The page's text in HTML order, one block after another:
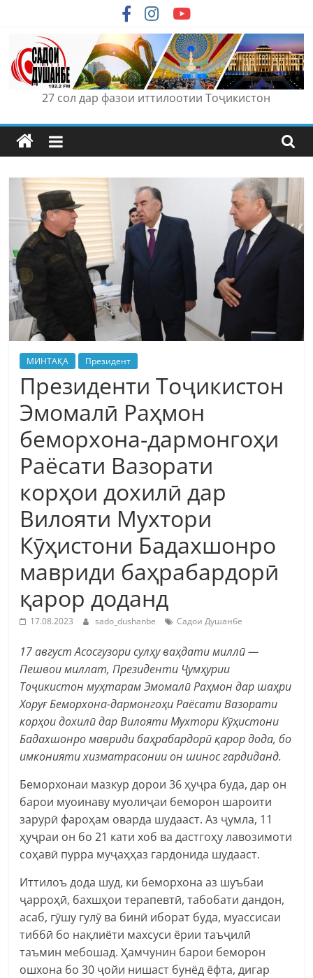
content
27 сол дар фазои иттилоотии Тоҷикистон
МИНТАҚА Президент
Президенти Тоҷикистон
Эмомалӣ Раҳмон
беморхона-дармонгоҳи
Раёсати Вазорати
корҳои дохилӣ дар
Вилояти Мухтори
Кӯҳистони Бадахшонро
мавриди баҳрабардорӣ
қарор доданд
17.08.2023 sado_dushanbe Садои Душанбе
17 август Асосгузори сулҳу ваҳдати миллӣ —
Пешвои миллат, Президенти Ҷумҳурии
Тоҷикистон муҳтарам Эмомалӣ Раҳмон дар шаҳри
Хоруғ Беморхона-дармонгоҳи Раёсати Вазорати
корҳои дохилӣ дар Вилояти Мухтори Кӯҳистони
Бадахшонро мавриди баҳрабардорӣ қарор дода, бо
имконияти хизматрасонии он шинос гардиданд.
Беморхонаи мазкур дорои 36 ҳуҷра буда, дар он
барои муоинаву муолиҷаи беморон шароити
зарурӣ фароҳам оварда шудааст. Аз ҷумла, 11
ҳуҷраи он бо 21 кати хоб ва дастгоҳу лавозимоти
соҳавӣ пурра муҷаҳҳаз гардонида шудааст.
Иттилоъ дода шуд, ки беморхона аз шуъбаи
ҷарроҳӣ, бахшҳои терапевтӣ, табобати дандон,
асаб, гӯшу гулӯ ва бинӣ иборат буда, муассисаи
тиббӣ бо нақлиёти махсуси ёрии таъҷилӣ
таъмин мебошад. Ҳамчунин барои беморон
ошхона бо 30 ҷойи нишаст бунёд ёфта, дигар